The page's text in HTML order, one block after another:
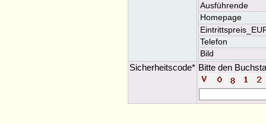
Ausführende
Homepage
Telefon
Bild
Sicherheitscode* Bitte den